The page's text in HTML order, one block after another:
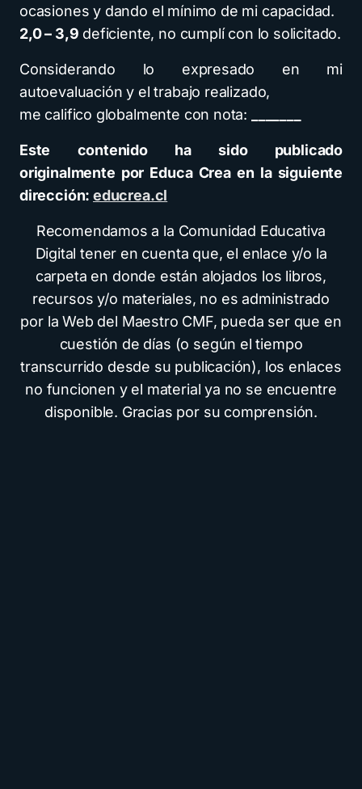
ocasiones y dando el mínimo de mi capacidad.
2,0 – 3,9 deficiente, no cumplí con lo solicitado.
Considerando lo expresado en mi
autoevaluación y el trabajo realizado,
me califico globalmente con nota:
Este contenido ha sido publicado
originalmente por Educa Crea en la siguiente
dirección:educrea.cl
Recomendamos a la Comunidad Educativa
Digital tener en cuenta que, el enlace y/o la
carpeta en donde están alojados los libros,
recursos y/o materiales, no es administrado
por la Web del Maestro CMF, pueda ser que en
cuestión de días (o según el tiempo
transcurrido desde su publicación), los enlaces
no funcionen y el material ya no se encuentre
disponible. Gracias por su comprensión.